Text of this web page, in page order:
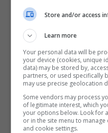
Store and/or access
Learn more
Your personal data will be
your device (cookies, unique
data) may be stored by,
partners, or used specifically
may use precise geolocation
Some vendors may process
of legitimate interest, which
your options below. Look for
or in the site menu to
and cookie settings.